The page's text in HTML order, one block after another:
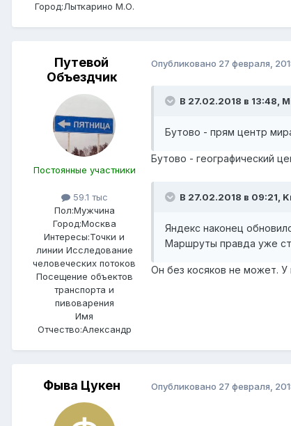
Город:Лыткарино М.О.
Путевой
Объездчик
Постоянные участники
59.1 тыс
Пол:Мужчина
Город:Москва
Интересы:Точки и
линии Исследование
человеческих потоков
Посещение объектов
транспорта и
пивоварения
Имя
Отчество:Александр
Опубликовано 27 февраля,
В 27.02.2018 в 13:48,
Бутово - прям центр
Бутово - географический
В 27.02.2018 в 09:21,
Яндекс наконец
Маршруты правда уже
Он без косяков не может.
Фыва Цукен Опубликовано 27 февраля,